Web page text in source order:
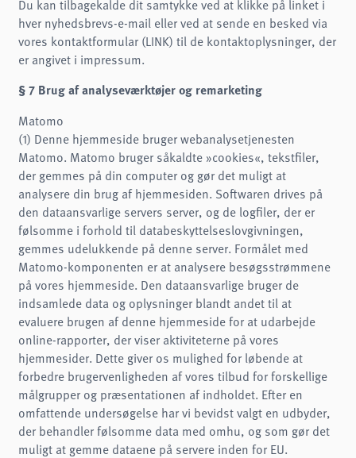
Du kan tilbagekalde dit samtykke ved at klikke på linket i
hver nyhedsbrevs-e-mail eller ved at sende en besked via
vores kontaktformular (LINK) til de kontaktoplysninger, der
er angivet i impressum.
§ 7 Brug af analyseværktøjer og remarketing
Matomo
(1) Denne hjemmeside bruger webanalysetjenesten
Matomo. Matomo bruger såkaldte »cookies«, tekstfiler,
der gemmes på din computer og gør det muligt at
analysere din brug af hjemmesiden. Softwaren drives på
den dataansvarlige servers server, og de logfiler, der er
følsomme i forhold til databeskyttelseslovgivningen,
gemmes udelukkende på denne server. Formålet med
Matomo-komponenten er at analysere besøgsstrømmene
på vores hjemmeside. Den dataansvarlige bruger de
indsamlede data og oplysninger blandt andet til at
evaluere brugen af denne hjemmeside for at udarbejde
online-rapporter, der viser aktiviteterne på vores
hjemmesider. Dette giver os mulighed for løbende at
forbedre brugervenligheden af vores tilbud for forskellige
målgrupper og præsentationen af indholdet. Efter en
omfattende undersøgelse har vi bevidst valgt en udbyder,
der behandler følsomme data med omhu, og som gør det
muligt at gemme dataene på servere inden for EU.